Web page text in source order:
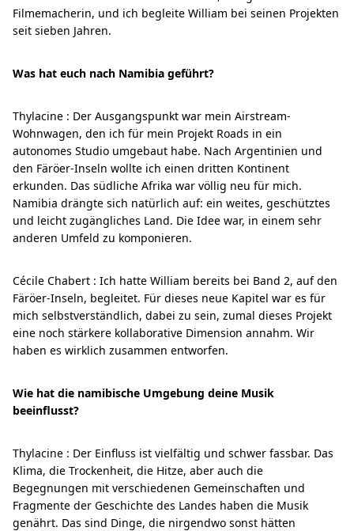
Filmemacherin, und ich begleite William bei seinen Projekten
seit sieben Jahren.
Was hat euch nach Namibia geführt?
Thylacine : Der Ausgangspunkt war mein Airstream-
Wohnwagen, den ich für mein Projekt Roads in ein
autonomes Studio umgebaut habe. Nach Argentinien und
den Färöer-Inseln wollte ich einen dritten Kontinent
erkunden. Das südliche Afrika war völlig neu für mich.
Namibia drängte sich natürlich auf: ein weites, geschütztes
und leicht zugängliches Land. Die Idee war, in einem sehr
anderen Umfeld zu komponieren.
Cécile Chabert : Ich hatte William bereits bei Band 2, auf den
Färöer-Inseln, begleitet. Für dieses neue Kapitel war es für
mich selbstverständlich, dabei zu sein, zumal dieses Projekt
eine noch stärkere kollaborative Dimension annahm. Wir
haben es wirklich zusammen entworfen.
Wie hat die namibische Umgebung deine Musik
beeinflusst?
Thylacine : Der Einfluss ist vielfältig und schwer fassbar. Das
Klima, die Trockenheit, die Hitze, aber auch die
Begegnungen mit verschiedenen Gemeinschaften und
Fragmente der Geschichte des Landes haben die Musik
genährt. Das sind Dinge, die nirgendwo sonst hätten